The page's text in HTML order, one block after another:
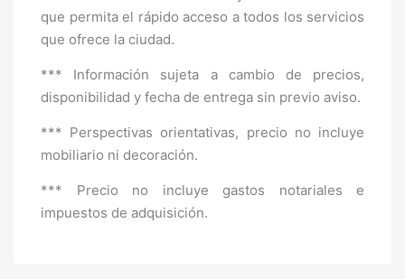
que permita el rápido acceso a todos los servicios
que ofrece la ciudad.
*** Información sujeta a cambio de precios,
disponibilidad y fecha de entrega sin previo aviso.
*** Perspectivas orientativas, precio no incluye
mobiliario ni decoración.
*** Precio no incluye gastos notariales e
impuestos de adquisición.